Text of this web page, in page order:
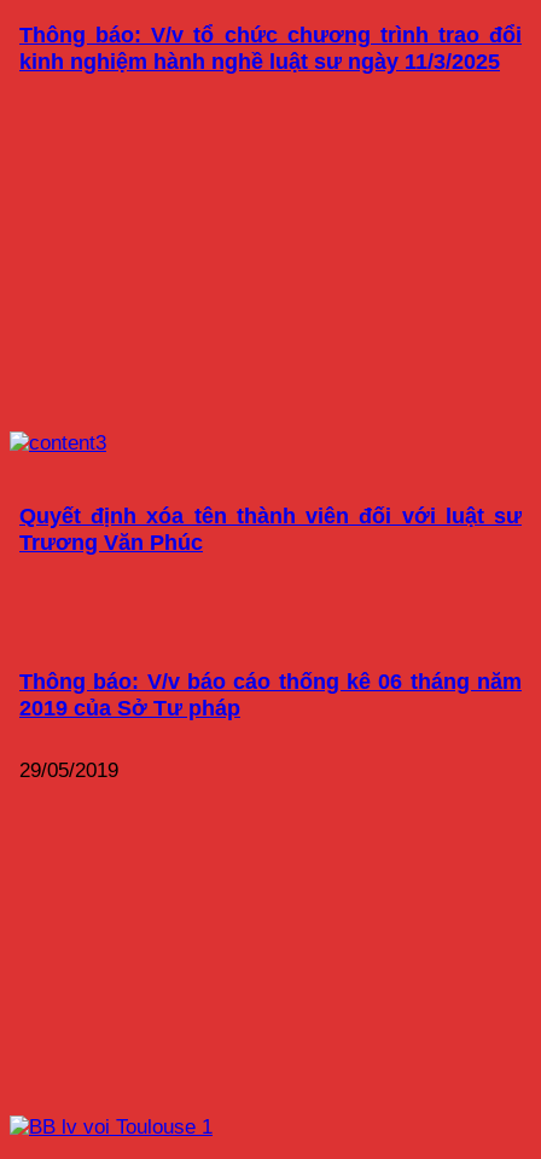
Thông báo: V/v tổ chức chương trình trao đổi
kinh nghiệm hành nghề luật sư ngày 11/3/2025
Quyết định xóa tên thành viên đối với luật sư
Trương Văn Phúc
Thông báo: V/v báo cáo thống kê 06 tháng năm
2019 của Sở Tư pháp
29/05/2019